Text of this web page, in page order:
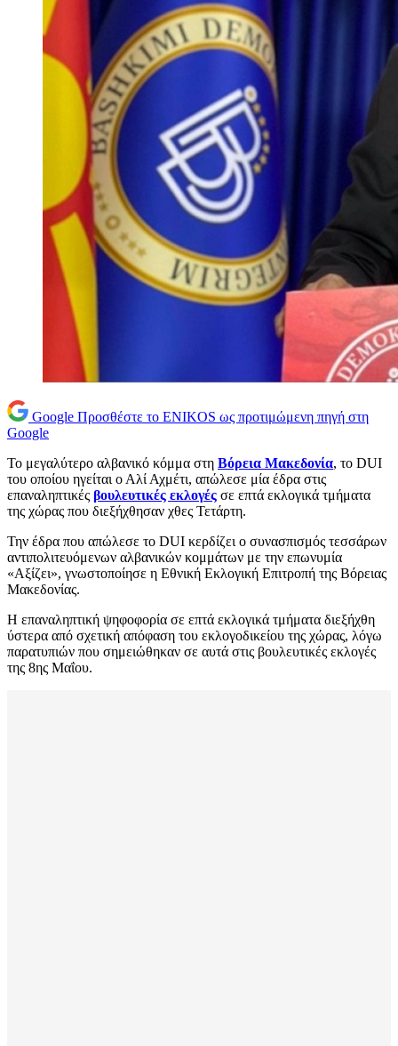
Google Προσθέστε το ENIKOS ως προτιμώμενη πηγή στη
Google
Το μεγαλύτερο αλβανικό κόμμα στη Βόρεια Μακεδονία, το DUI
του οποίου ηγείται ο Αλί Αχμέτι, απώλεσε μία έδρα στις
επαναληπτικές βουλευτικές εκλογές σε επτά εκλογικά τμήματα
της χώρας που διεξήχθησαν χθες Τετάρτη.
Την έδρα που απώλεσε το DUI κερδίζει ο συνασπισμός τεσσάρων
αντιπολιτευόμενων αλβανικών κομμάτων με την επωνυμία
«Αξίζει», γνωστοποίησε η Εθνική Εκλογική Επιτροπή της Βόρειας
Μακεδονίας.
Η επαναληπτική ψηφοφορία σε επτά εκλογικά τμήματα διεξήχθη
ύστερα από σχετική απόφαση του εκλογοδικείου της χώρας, λόγω
παρατυπιών που σημειώθηκαν σε αυτά στις βουλευτικές εκλογές
της 8ης Μαΐου.